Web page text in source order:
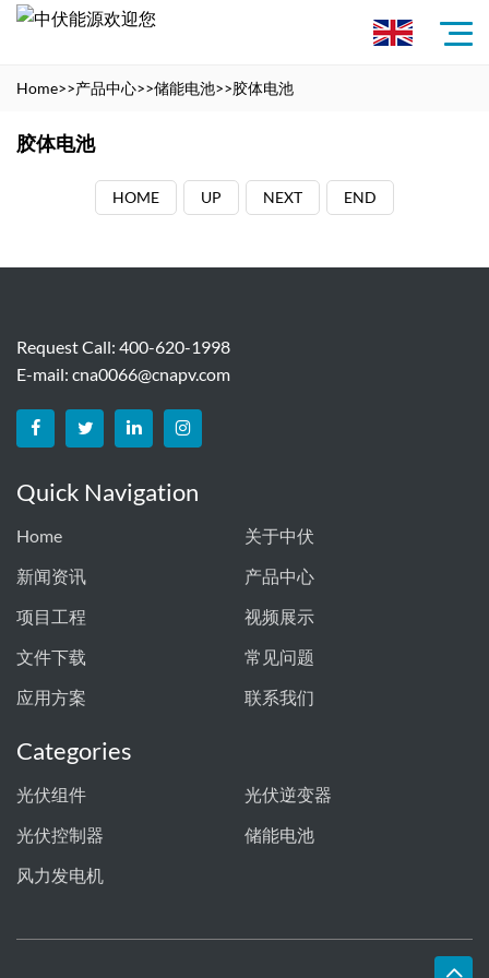
Home>>产品中心>>储能电池>>胶体电池
胶体电池
HOME UP NEXT END
Request Call: 400-620-1998
E-mail: cna0066@cnapv.com
Quick Navigation
Home
关于中伏
新闻资讯
产品中心
项目工程
视频展示
文件下载
常见问题
应用方案
联系我们
Categories
光伏组件
光伏逆变器
光伏控制器
储能电池
风力发电机